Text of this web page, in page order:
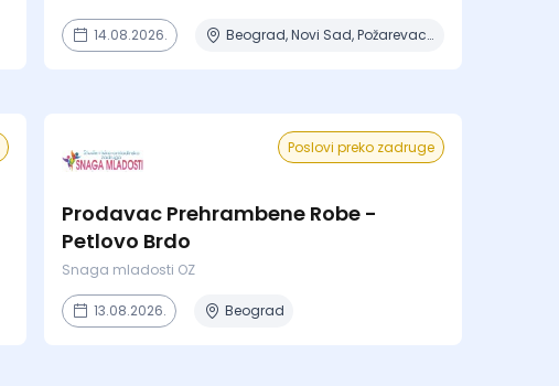
14.08.2026. Beograd, Novi Sad, Požarevac, Subotica, Šabac
Poslovi preko zadruge
Prodavac Prehrambene Robe -
Petlovo Brdo
Snaga mladosti OZ
13.08.2026. Beograd